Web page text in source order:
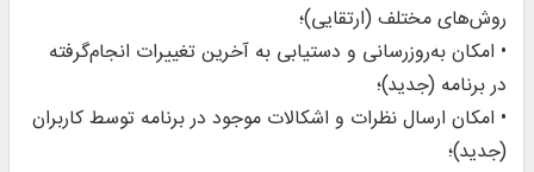
روش‌های مختلف (ارتقایی)؛
• امکان به‌روز‌رسانی و دستیابی به آخرین تغییرات انجام‌گرفته
در برنامه (جدید)؛
• امکان ارسال نظرات و اشکالات موجود در برنامه توسط کاربران
(جدید)؛